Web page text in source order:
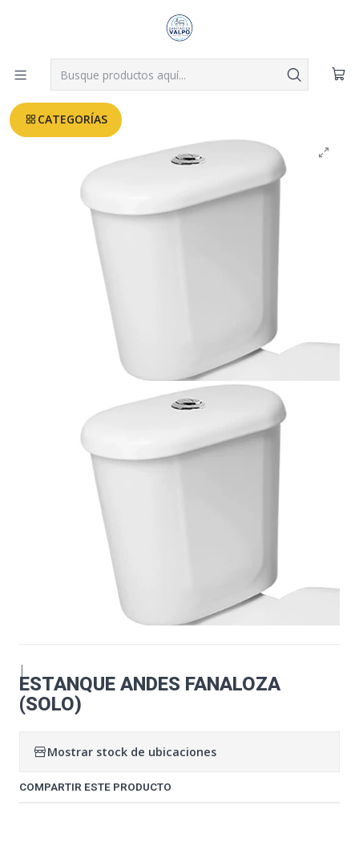
CATEGORÍAS
Despachos a todo Valparaíso, Viña, Quilpué y Villa Alemana desde
Leer más
Inicio TAZA WC - ASIENTOS
ESTANQUE ANDES FANALOZA (SOLO)
|
ESTANQUE ANDES FANALOZA
(SOLO)
Mostrar stock de ubicaciones
COMPARTIR ESTE PRODUCTO